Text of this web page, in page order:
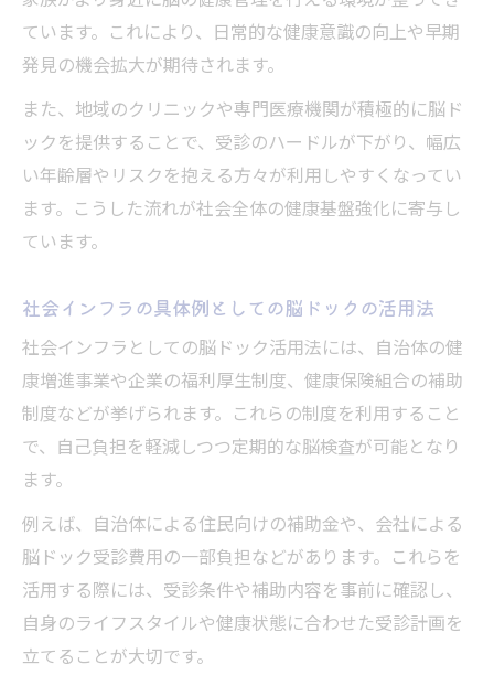
ています。これにより、日常的な健康意識の向上や早期
発見の機会拡大が期待されます。
また、地域のクリニックや専門医療機関が積極的に脳ド
ックを提供することで、受診のハードルが下がり、幅広
い年齢層やリスクを抱える方々が利用しやすくなってい
ます。こうした流れが社会全体の健康基盤強化に寄与し
ています。
社会インフラの具体例としての脳ドックの活用法
社会インフラとしての脳ドック活用法には、自治体の健
康増進事業や企業の福利厚生制度、健康保険組合の補助
制度などが挙げられます。これらの制度を利用すること
で、自己負担を軽減しつつ定期的な脳検査が可能となり
ます。
例えば、自治体による住民向けの補助金や、会社による
脳ドック受診費用の一部負担などがあります。これらを
活用する際には、受診条件や補助内容を事前に確認し、
自身のライフスタイルや健康状態に合わせた受診計画を
立てることが大切です。